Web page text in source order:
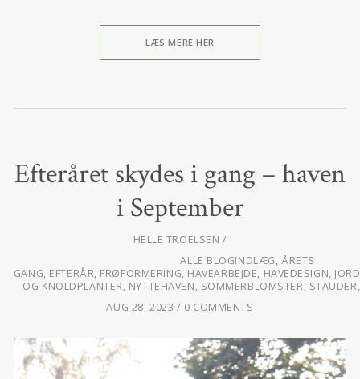
LÆS MERE HER
Efteråret skydes i gang – haven
i September
HELLE TROELSEN
ALLE BLOGINDLÆG, ÅRETS
GANG, EFTERÅR, FRØFORMERING, HAVEARBEJDE, HAVEDESIGN, JORD
OG KNOLDPLANTER, NYTTEHAVEN, SOMMERBLOMSTER, STAUDER
AUG 28, 2023
0 COMMENTS